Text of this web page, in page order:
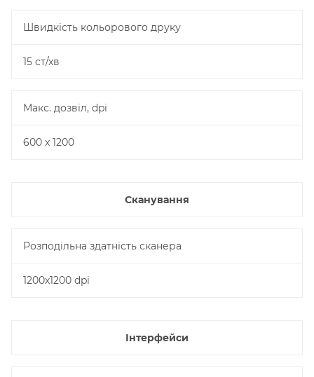
Швидкість кольорового друку
15 ст/хв
Макс. дозвіл, dpi
600 x 1200
Сканування
Розподільна здатність сканера
1200х1200 dpi
Інтерфейси